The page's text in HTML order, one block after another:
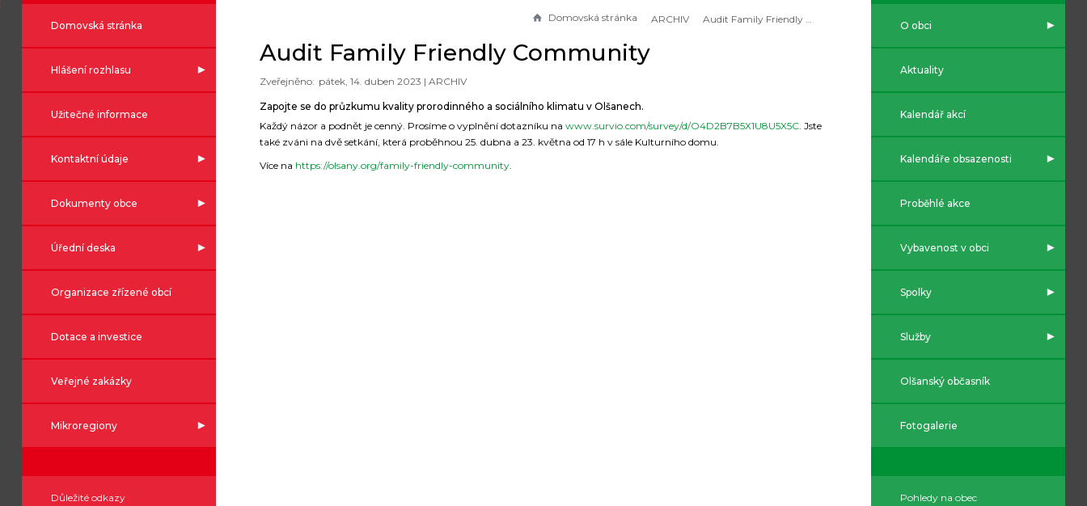
Domovská stránka
Hlášení rozhlasu
Užitečné informace
Kontaktní údaje
Dokumenty obce
Úřední deska
Organizace zřízené obcí
Dotace a investice
Veřejné zakázky
Mikroregiony
Důležité odkazy
Domovská stránka ARCHIV Audit Family Friendly Community
Audit Family Friendly Community
pátek, 14. duben 2023 | ARCHIV
Zapojte se do průzkumu kvality prorodinného a sociálního klimatu v Olšanech.
Každý názor a podnět je cenný. Prosíme o vyplnění dotazníku na www.survio.com/survey/d/O4D2B7B5X1U8U5X5C. Jste
také zváni na dvě setkání, která proběhnou 25. dubna a 23. května od 17 h v sále Kulturního domu.
Více na https://olsany.org/family-friendly-community
O obci
Aktuality
Kalendář akcí
Kalendáře obsazenosti
Proběhlé akce
Vybavenost v obci
Spolky
Služby
Olšanský občasník
Fotogalerie
Pohledy na obec